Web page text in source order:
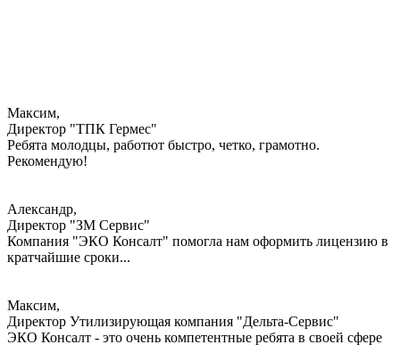
Максим,
Директор "ТПК Гермес"
Ребята молодцы, работют быстро, четко, грамотно.
Рекомендую!
Александр,
Директор "ЗМ Сервис"
Компания "ЭКО Консалт" помогла нам оформить лицензию в
кратчайшие сроки...
Максим,
Директор Утилизирующая компания "Дельта-Сервис"
ЭКО Консалт - это очень компетентные ребята в своей сфере